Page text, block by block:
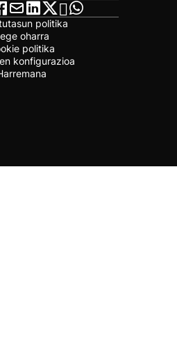
politika
oharra
politika
konfigurazioa